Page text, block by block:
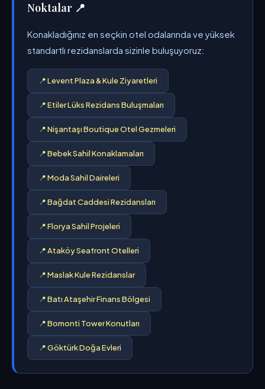
Noktalar 📍
Konakladığınız en seçkin otel odalarında ve yüksek
standartlı rezidanslarda sizinle buluşuyoruz:
📍 Levent Plaza & Kule Ziyaretleri
📍 Etiler Lüks Rezidans Buluşmaları
📍 Nişantaşı Boutique Otel Gezmeleri
📍 Bebek Sahil Konaklamaları
📍 Moda Sahil Daireleri
📍 Bağdat Caddesi Rezidansları
📍 Florya Sahil Projeleri
📍 Ataköy Seafront Otelleri
📍 Maslak Kule Rezidanslar
📍 Batı Ataşehir Finans Bölgesi
📍 Bomonti Tower Konutları
📍 Göktürk Doğa Evleri